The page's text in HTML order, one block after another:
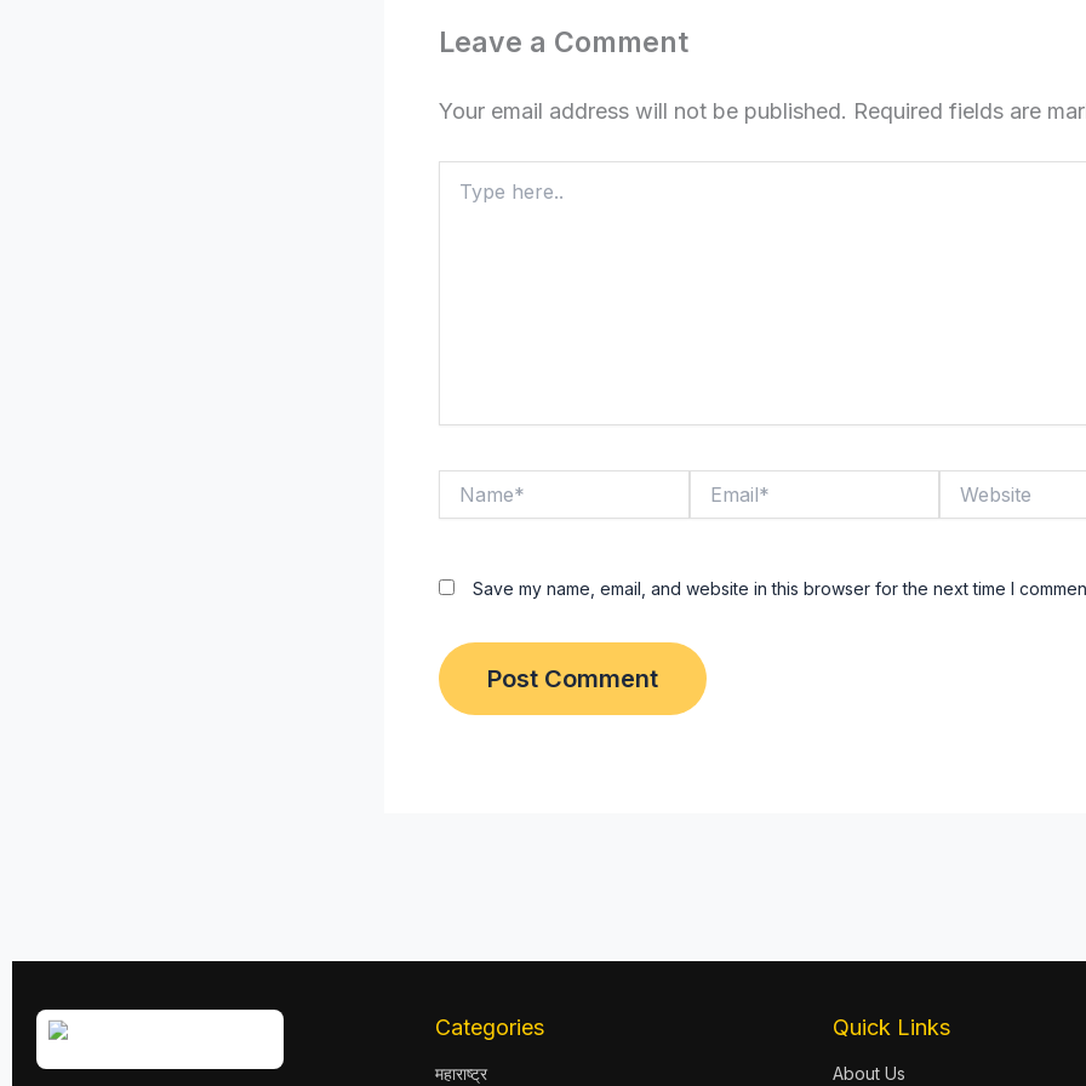
Leave a Comment
Your email address will not be published. Required fields are
here..
Save my name, email, and website in this browser for the next time I
Categories
महाराष्ट्र
Quick Links
About Us